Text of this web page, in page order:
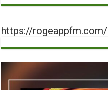
https://rogeappfm.com/